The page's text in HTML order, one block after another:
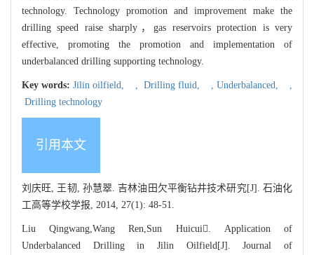
technology. Technology promotion and improvement make the
drilling speed raise sharply，gas reservoirs protection is very
effective, promoting the promotion and implementation of
underbalanced drilling supporting technology.
Key words: Jilin oilfield, , Drilling fluid, , Underbalanced,
,
Drilling technology
引用本文
刘庆旺, 王韧, 孙慧翠. 吉林油田欠平衡钻井技术研究[J]. 石油化
工高等学校学报, 2014, 27(1): 48-51.
Liu Qingwang,Wang Ren,Sun Huicui. Application of
Underbalanced Drilling in Jilin Oilfield[J]. Journal of